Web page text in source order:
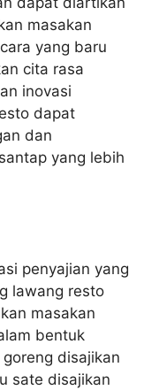
masakan
yang baru
cita rasa
inovasi
dapat
dan
yang lebih
penyajian yang
lawang resto
masakan
bentuk
disajikan
sate disajikan